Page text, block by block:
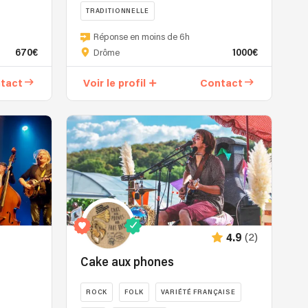
voix
et
son
de
douce;
et
d'Ali,
percussionniste
aux
mains
d'or
un
peu
déjanté;
d'une
jam
670€
TRADITIONNELLE
NEW
ITALIAN
Tarant3lla
projet
musical
fondé
et
dirigé
par
Claudio
Del
Vecchio,
né
désir
de
Réponse en moins de 6h
Drôme
1000€
Voir le profil Contact
4.9 (2)
Cake aux phones
ROCK FOLK VARIÉTÉ FRANÇAISE